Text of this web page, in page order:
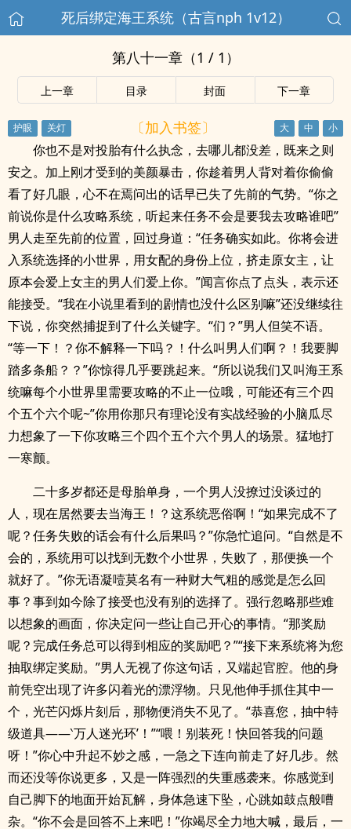
死后绑定海王系统（古言nph 1v12）
第八十一章（1 / 1）
上一章 目录 封面 下一章
〔加入书签〕
你也不是对投胎有什么执念，去哪儿都没差，既来之则
安之。加上刚才受到的美颜暴击，你趁着男人背对着你偷偷
看了好几眼，心不在焉问出的话早已失了先前的气势。“你之
前说你是什么攻略系统，听起来任务不会是要我去攻略谁吧”
男人走至先前的位置，回过身道：“任务确实如此。你将会进
入系统选择的小世界，用女配的身份上位，挤走原女主，让
原本会爱上女主的男人们爱上你。”闻言你点了点头，表示还
能接受。“我在小说里看到的剧情也没什么区别嘛”还没继续往
下说，你突然捕捉到了什么关键字。“们？”男人但笑不语。
“等一下！？你不解释一下吗？！什么叫男人们啊？！我要脚
踏多条船？？”你惊得几乎要跳起来。“所以说我们又叫海王系
统嘛每个小世界里需要攻略的不止一位哦，可能还有三个四
个五个六个呢~”你用你那只有理论没有实战经验的小脑瓜尽
力想象了一下你攻略三个四个五个六个男人的场景。猛地打
一寒颤。
二十多岁都还是母胎单身，一个男人没撩过没谈过的
人，现在居然要去当海王！？这系统恶俗啊！“如果完成不了
呢？任务失败的话会有什么后果吗？”你急忙追问。“自然是不
会的，系统用可以找到无数个小世界，失败了，那便换一个
就好了。”你无语凝噎莫名有一种财大气粗的感觉是怎么回
事？事到如今除了接受也没有别的选择了。强行忽略那些难
以想象的画面，你决定问一些让自己开心的事情。“那奖励
呢？完成任务总可以得到相应的奖励吧？”“接下来系统将为您
抽取绑定奖励。”男人无视了你这句话，又端起官腔。他的身
前凭空出现了许多闪着光的漂浮物。只见他伸手抓住其中一
个，光芒闪烁片刻后，那物便消失不见了。“恭喜您，抽中特
级道具——‵万人迷光环’！”“喂！别装死！快回答我的问题
呀！”你心中升起不妙之感，一急之下连向前走了好几步。然
而还没等你说更多，又是一阵强烈的失重感袭来。你感觉到
自己脚下的地面开始瓦解，身体急速下坠，心跳如鼓点般嘈
杂。“你不会是回答不上来吧！”你竭尽全力地大喊，最后，一